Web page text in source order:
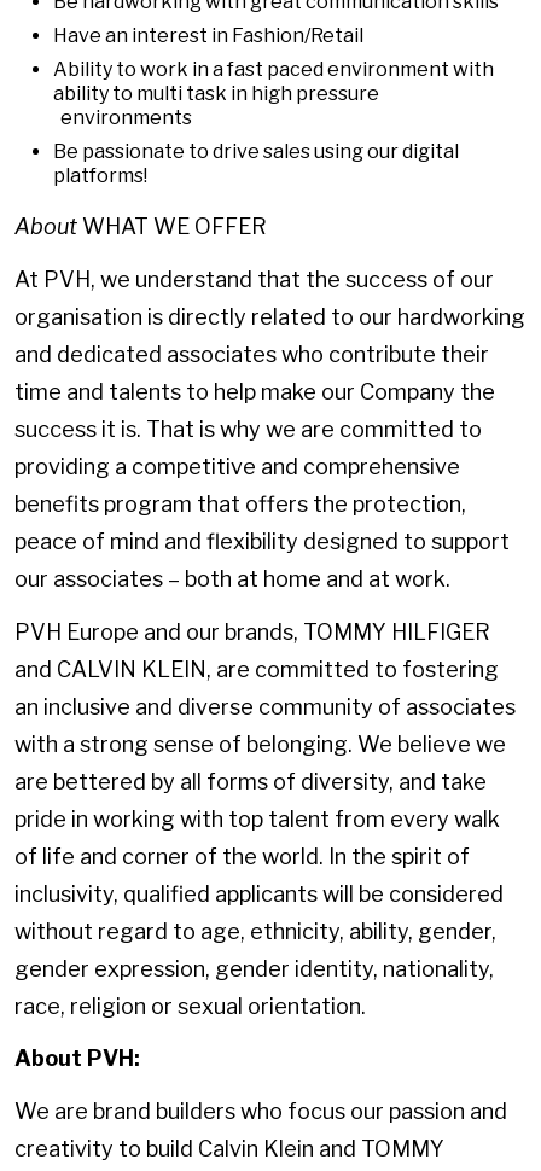
Have an interest in Fashion/Retail
Ability to work in a fast paced environment with
ability to multi task in high pressure
environments
Be passionate to drive sales using our digital
platforms!
About WHAT WE OFFER
At PVH, we understand that the success of our
organisation is directly related to our hardworking
and dedicated associates who contribute their
time and talents to help make our Company the
success it is. That is why we are committed to
providing a competitive and comprehensive
benefits program that offers the protection,
peace of mind and flexibility designed to support
our associates – both at home and at work.
PVH Europe and our brands, TOMMY HILFIGER
and CALVIN KLEIN, are committed to fostering
an inclusive and diverse community of associates
with a strong sense of belonging. We believe we
are bettered by all forms of diversity, and take
pride in working with top talent from every walk
of life and corner of the world. In the spirit of
inclusivity, qualified applicants will be considered
without regard to age, ethnicity, ability, gender,
gender expression, gender identity, nationality,
race, religion or sexual orientation.
About PVH:
We are brand builders who focus our passion and
creativity to build Calvin Klein and TOMMY